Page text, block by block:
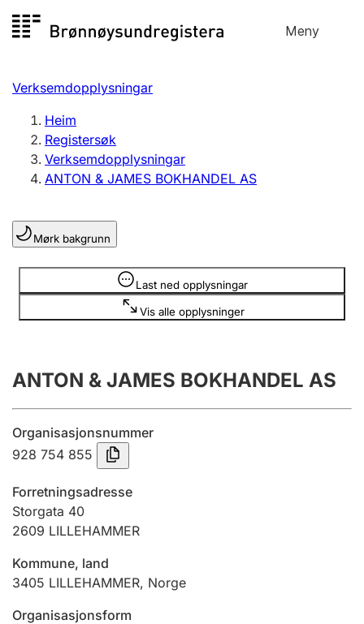
til
Meny
Registersøk
Aksjeselskap
Enkeltpersonføretak
Registrere, endre, slette
Lag og foreining
Registrere, endre, slette
Årsrekneskap
Innsending og forseinkingsgebyr
Jeger
Ektepaktrettleiaren
Verksemdopplysningar
Heim
Registersøk
Verksemdopplysningar
ANTON & JAMES BOKHANDEL AS
Mørk bakgrunn
Last ned opplysningar
Vis alle opplysninger
Opplysninger er skjult
ANTON & JAMES BOKHANDEL AS
Organisasjonsnummer
928 754 855
Forretningsadresse
Storgata 40
2609 LILLEHAMMER
Kommune, land
3405 LILLEHAMMER, Norge
Organisasjonsform